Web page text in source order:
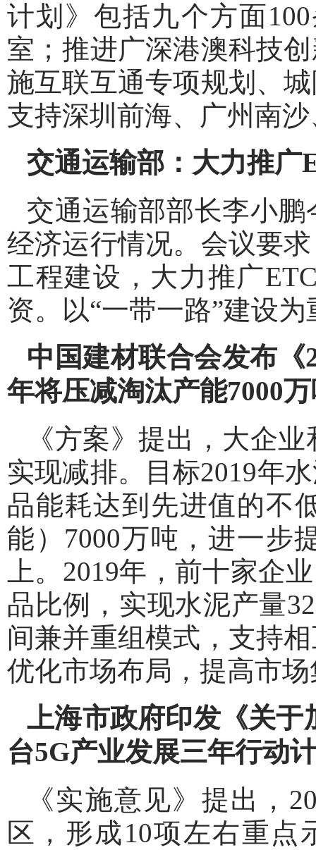
计划》包括九个方面
室；推进广深港澳科技
施互联互通专项规划、
支持深圳前海、广州南
交通运输部：大力推广
交通运输部部长李小
经济运行情况。会议要
工程建设，大力推广
资。以“一带一路”建设
中国建材联合会发布
年将压减淘汰产能7000
《方案》提出，大企
实现减排。目标2019年
品能耗达到先进值的不
能）7000万吨，进一步
上。2019年，前十家企
品比例，实现水泥产量
间兼并重组模式，支持
优化市场布局，提高市
上海市政府印发《关于
台5G产业发展三年行动
《实施意见》提出，
区，形成10项左右重点